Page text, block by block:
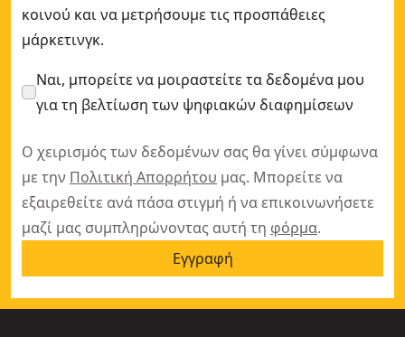
κοινού και να μετρήσουμε τις προσπάθειες
μάρκετινγκ.
Ναι, μπορείτε να μοιραστείτε τα δεδομένα μου
για τη βελτίωση των ψηφιακών διαφημίσεων
Ο χειρισμός των δεδομένων σας θα γίνει σύμφωνα
με την Πολιτική Απορρήτου μας. Μπορείτε να
εξαιρεθείτε ανά πάσα στιγμή ή να επικοινωνήσετε
μαζί μας συμπληρώνοντας αυτή τη φόρμα.
Εγγραφή